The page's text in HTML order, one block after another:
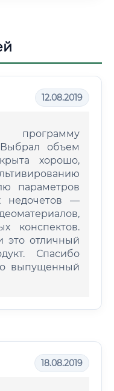
12.08.2019
Выбрал объем
хорошо,
параметров
недочетов —
конспектов.
это отличный
Спасибо
выпущенный
18.08.2019